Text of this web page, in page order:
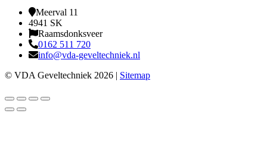
Meerval 11
4941 SK
Raamsdonksveer
0162 511 720
info@vda-geveltechniek.nl
© VDA Geveltechniek 2026 | Sitemap